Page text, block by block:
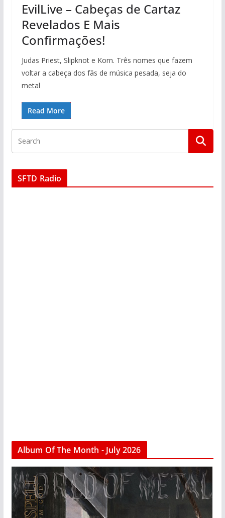
EvilLive – Cabeças de Cartaz
Revelados E Mais
Confirmações!
Judas Priest, Slipknot e Korn. Três nomes que fazem
voltar a cabeça dos fãs de música pesada, seja do
metal
Read More
SFTD Radio
Album Of The Month - July 2026